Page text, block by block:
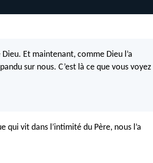
Et maintenant, comme Dieu l’a
sur nous. C’est là ce que vous voyez
qui vit dans l’intimité du Père, nous l’a